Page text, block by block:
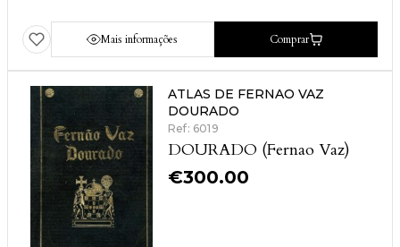
Mais informações Comprar
ATLAS DE FERNAO VAZ
DOURADO
Ref: 6019
DOURADO (Fernao Vaz)
€300.00